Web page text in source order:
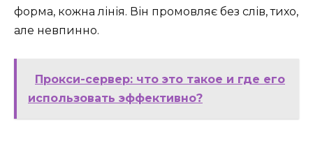
форма, кожна лінія. Він промовляє без слів, тихо,
але невпинно.
Прокси-сервер: что это такое и где его
использовать эффективно?